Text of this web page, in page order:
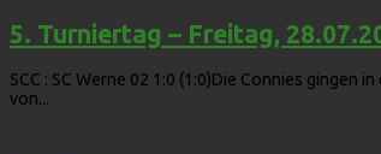
5. Turniertag – Freitag,
SCC : SC Werne 02 1:0 (1:0)Die Connies
von...